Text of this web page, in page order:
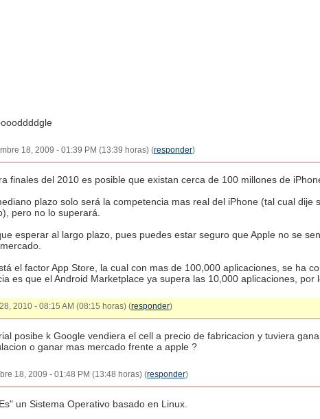
18, 2009 - 01:39 PM (13:39 horas) (responder)
finales del 2010 es posible que existan cerca de 100 millones de
plazo solo será la competencia mas real del iPhone (tal cual
pero no lo superará.
esperar al largo plazo, pues puedes estar seguro que Apple no se
el factor App Store, la cual con mas de 100,000 aplicaciones, se ha
es que el Android Marketplace ya supera las 10,000 aplicaciones, por
2010 - 08:15 AM (08:15 horas) (responder)
posibe k Google vendiera el cell a precio de fabricacion y tuviera
o ganar mas mercado frente a apple ?
18, 2009 - 01:48 PM (13:48 horas) (responder)
un Sistema Operativo basado en Linux.